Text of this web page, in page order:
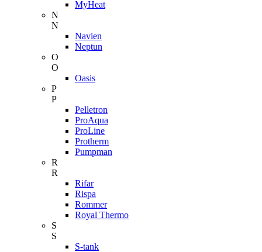
MyHeat
N
N
Navien
Neptun
O
O
Oasis
P
P
Pelletron
ProAqua
ProLine
Protherm
Pumpman
R
R
Rifar
Rispa
Rommer
Royal Thermo
S
S
S-tank